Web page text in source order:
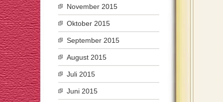
November 2015
Oktober 2015
September 2015
August 2015
Juli 2015
Juni 2015